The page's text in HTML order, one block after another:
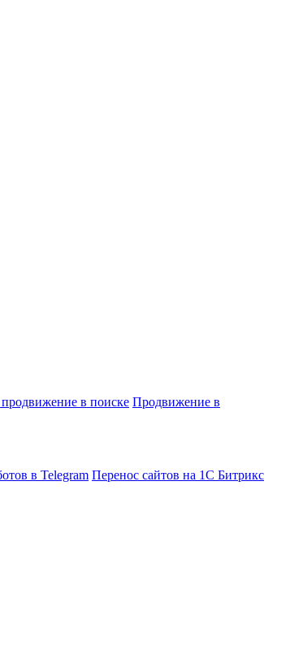
в поиске Продвижение в
в Telegram Перенос сайтов на 1С Битрикс